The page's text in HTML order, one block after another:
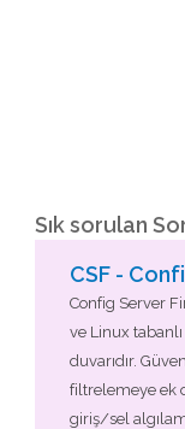
Sık sorulan
CSF -
Config Server
ve Linux
duvarıdır.
filtrelemeye ek
giriş/sel